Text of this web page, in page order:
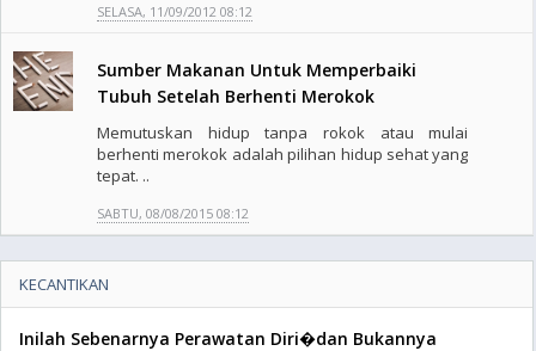
SELASA, 11/09/2012 08:12
Sumber Makanan Untuk Memperbaiki
Tubuh Setelah Berhenti Merokok
Memutuskan hidup tanpa rokok atau mulai
berhenti merokok adalah pilihan hidup sehat yang
tepat. ..
SABTU, 08/08/2015 08:12
KECANTIKAN
Inilah Sebenarnya Perawatan Diri�dan Bukannya